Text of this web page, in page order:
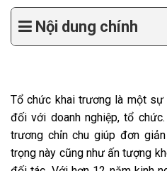
Nội dung chính
Tổ chức khai trương là một
đối với doanh nghiệp, tổ
trương chỉn chu giúp đơn
trọng này cũng như ấn tượng